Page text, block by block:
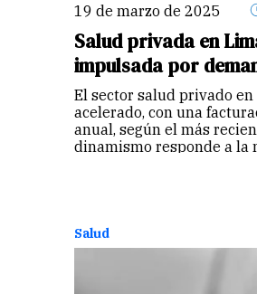
19 de marzo de 2025
Salud privada en
impulsada por
El sector salud privado
acelerado, con una
anual, según el más
dinamismo responde a la
Salud